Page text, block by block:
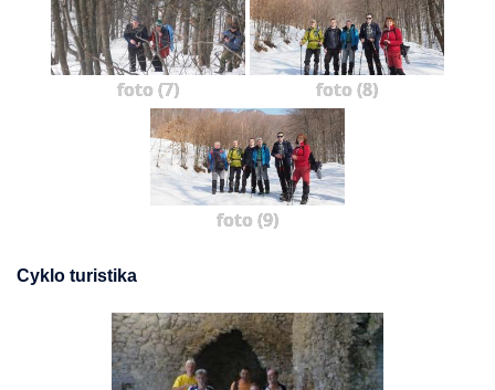
foto (7) foto (8)
foto (9)
Cyklo turistika